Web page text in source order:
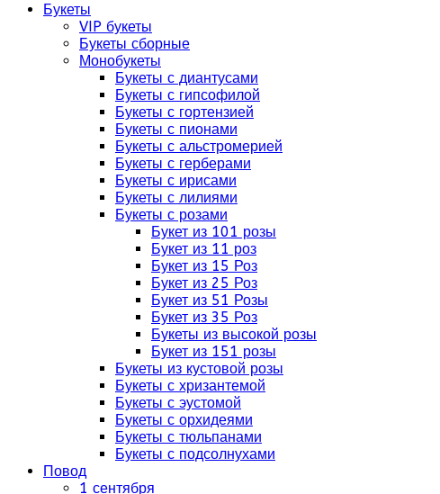
Букеты
VIP букеты
Букеты сборные
Монобукеты
Букеты с диантусами
Букеты с гипсофилой
Букеты с гортензией
Букеты с пионами
Букеты с альстромерией
Букеты с герберами
Букеты с ирисами
Букеты с лилиями
Букеты с розами
Букет из 101 розы
Букет из 11 роз
Букет из 15 Роз
Букет из 25 Роз
Букет из 51 Розы
Букет из 35 Роз
Букеты из высокой розы
Букет из 151 розы
Букеты из кустовой розы
Букеты с хризантемой
Букеты с эустомой
Букеты с орхидеями
Букеты с тюльпанами
Букеты с подсолнухами
Повод
1 сентября